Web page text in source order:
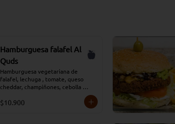
Hamburguesa falafel Al
Quds
Hamburguesa vegetariana de
falafel, lechuga , tomate, queso
cheddar, champiñones, cebolla
caramelizada y aderezada con salsa
tradicional Moros, acompañada de
$10.900